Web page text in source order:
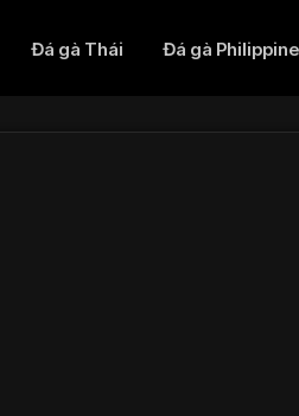
Đá gà Thái Đá gà